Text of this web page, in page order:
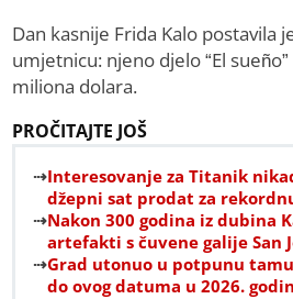
Dan kasnije Frida Kalo postavila
umjetnicu: njeno djelo “El
miliona dolara.
PROČITAJTE JOŠ
Interesovanje za Titanik
džepni sat prodat za
Nakon 300 godina iz dubina
artefakti s čuvene galije San
Grad utonuo u potpunu
do ovog datuma u 2026.